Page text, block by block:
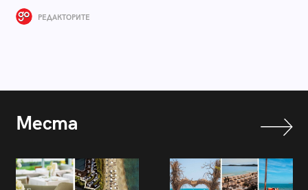
РЕДАКТОРИТЕ
Места